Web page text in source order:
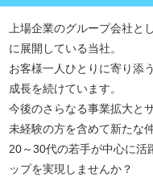
上場企業のグループ会社と
に展開している当社。
お客様一人ひとりに寄り添
成長を続けています。
今後のさらなる事業拡大と
未経験の方を含めて新たな
20～30代の若手が中心に活
ップを実現しませんか？